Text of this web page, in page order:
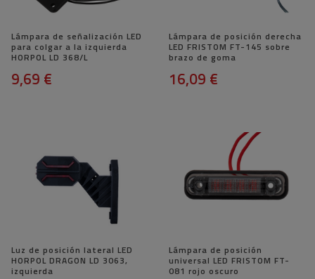
Lámpara de señalización LED
para colgar a la izquierda
HORPOL LD 368/L
9,69 €
Lámpara de posición derecha
LED FRISTOM FT-145 sobre
brazo de goma
16,09 €
Luz de posición lateral LED
HORPOL DRAGON LD 3063,
izquierda
Lámpara de posición
universal LED FRISTOM FT-
081 rojo oscuro